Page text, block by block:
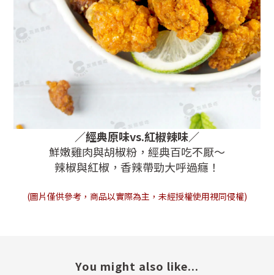
／經典原味vs.紅椒辣味／
鮮嫩雞肉與胡椒粉，經典百吃不厭～
辣椒與紅椒，香辣帶勁大呼過癮！
(圖片僅供參考，商品以實際為主，未經授權使用視同侵權)
You might also like...